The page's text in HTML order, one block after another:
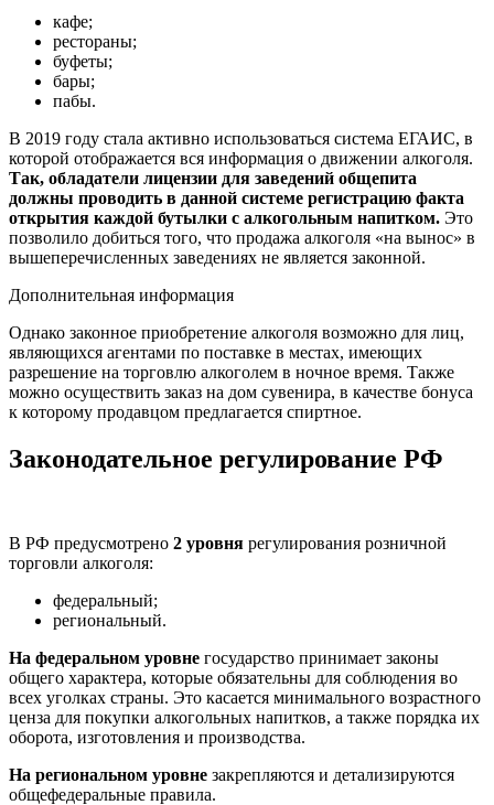
кафе;
рестораны;
буфеты;
бары;
пабы.
В 2019 году стала активно использоваться система ЕГАИС, в
которой отображается вся информация о движении алкоголя.
Так, обладатели лицензии для заведений общепита
должны проводить в данной системе регистрацию факта
открытия каждой бутылки с алкогольным напитком. Это
позволило добиться того, что продажа алкоголя «на вынос» в
вышеперечисленных заведениях не является законной.
Дополнительная информация
Однако законное приобретение алкоголя возможно для лиц,
являющихся агентами по поставке в местах, имеющих
разрешение на торговлю алкоголем в ночное время. Также
можно осуществить заказ на дом сувенира, в качестве бонуса
к которому продавцом предлагается спиртное.
Законодательное регулирование РФ
В РФ предусмотрено 2 уровня регулирования розничной
торговли алкоголя:
федеральный;
региональный.
На федеральном уровне государство принимает законы
общего характера, которые обязательны для соблюдения во
всех уголках страны. Это касается минимального возрастного
ценза для покупки алкогольных напитков, а также порядка их
оборота, изготовления и производства.
На региональном уровне закрепляются и детализируются
общефедеральные правила.